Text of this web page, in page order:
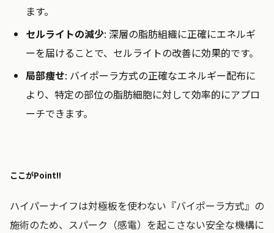
ます。
セルライトの減少: 深層の脂肪組織に正確にエネルギ
ーを届けることで、セルライトの改善に効果的です。
局部痩せ: バイポーラ方式の正確なエネルギー配布に
より、特定の部位の脂肪細胞に対して効率的にアプロ
ーチできます。
ここがPoint!!
ハイパーナイフは対極板を使わない『バイポーラ方式』の
施術のため、スパーク（感電）を起こさない安全な機構に